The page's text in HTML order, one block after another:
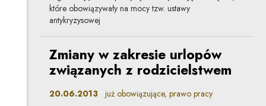
które obowiązywały na mocy tzw. ustawy
antykryzysowej
Zmiany w zakresie urlopów
związanych z rodzicielstwem
20.06.2013 już obowiązujące, prawo pracy